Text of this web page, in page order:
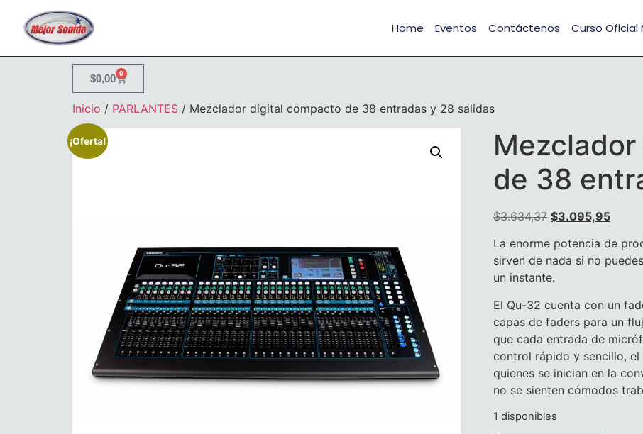
Home Eventos Contáctenos Curso Oficial
$0,00 0
Inicio / PARLANTES / Mezclador digital compacto de 38 entradas y 28 salidas
¡Oferta!
de 38
$3.634,37 $3.095,95
La enorme potencia de
sirven de nada si no
un instante.
El Qu-32 cuenta con un
capas de faders para un
que cada entrada de
control rápido y sencillo,
quienes se inician en la
no se sienten cómodos
1 disponibles